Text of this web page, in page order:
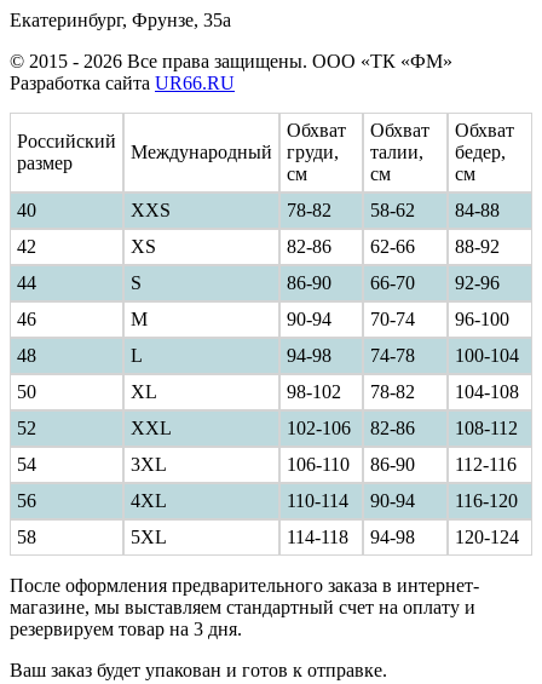
Екатеринбург, Фрунзе, 35а
© 2015 - 2026 Все права защищены. ООО «ТК «ФМ»
Разработка сайта UR66.RU
Российский
размер
Международный
Обхват
груди,
см
Обхват
талии,
см
Обхват
бедер,
см
40
ХXS 78-82 58-62
84-88
42
XS 82-86 62-66
88-92
44
S 86-90 66-70
92-96
46
M 90-94 70-74
96-100
48
L 94-98 74-78
100-104
50
XL 98-102 78-82
104-108
52
XXL 102-106 82-86
108-112
54
3XL 106-110 86-90
112-116
56
4XL 110-114 90-94
116-120
58
5XL 114-118 94-98 120-124
После оформления предварительного заказа в интернет-
магазине, мы выставляем стандартный счет на оплату и
резервируем товар на 3 дня.
Ваш заказ будет упакован и готов к отправке.